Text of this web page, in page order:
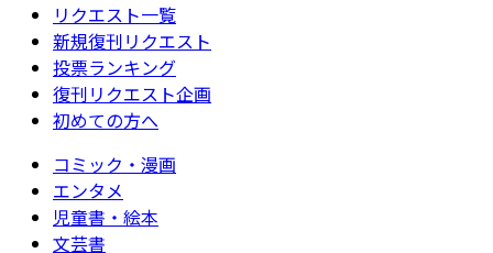
リクエスト一覧
新規復刊リクエスト
投票ランキング
復刊リクエスト企画
初めての方へ
コミック・漫画
エンタメ
児童書・絵本
文芸書